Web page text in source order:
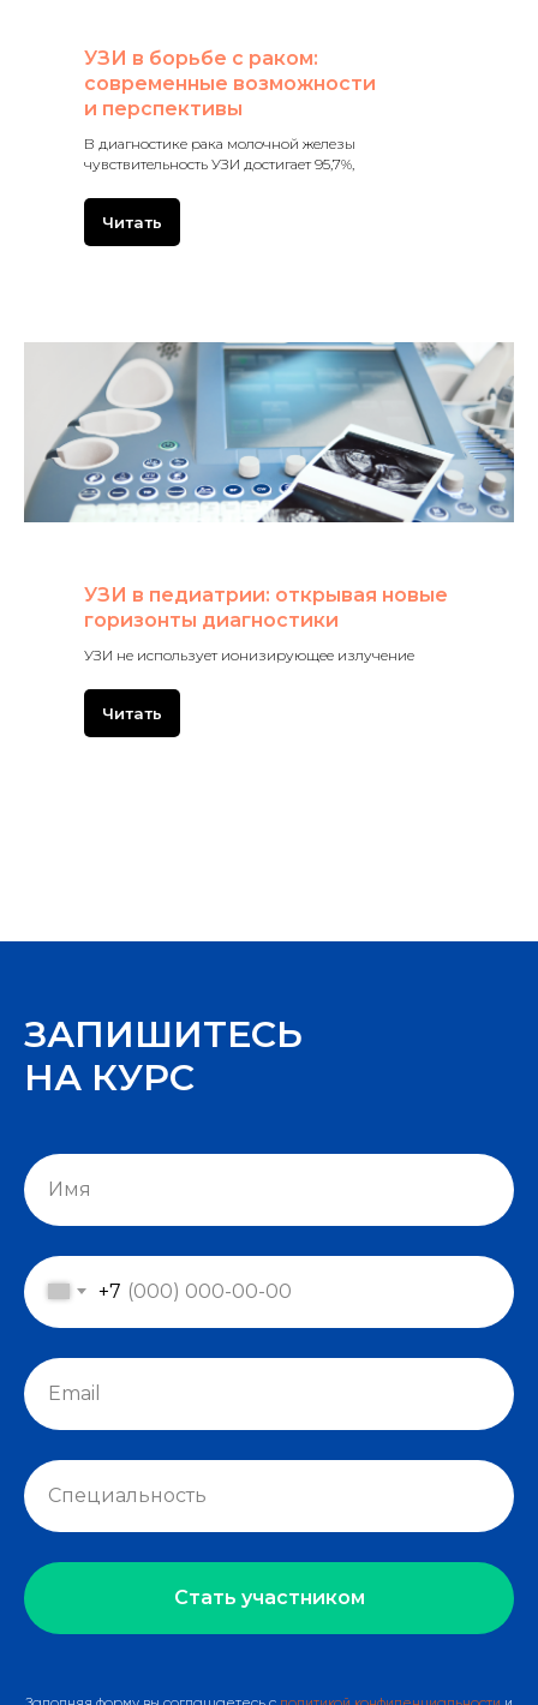
УЗИ в борьбе с раком:
современные возможности
и перспективы
В диагностике рака молочной железы
чувствительность УЗИ достигает 95,7%,
Читать
УЗИ в педиатрии: открывая новые
горизонты диагностики
УЗИ не использует ионизирующее излучение
Читать
ЗАПИШИТЕСЬ
НА КУРС
+7
Стать участником